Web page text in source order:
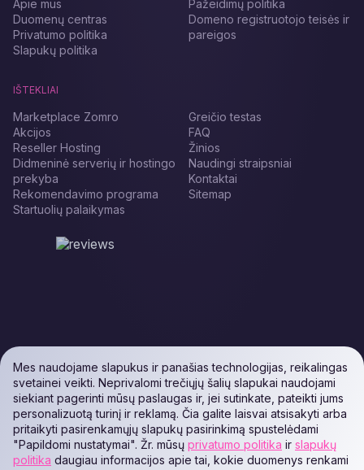
Apie mus
Duomenų centras
Privatumo politika
Slapukų politika
Pažeidimų politika
Domeno registruotojo teisės ir
pareigos
IŠTEKLIAI
Marketplace Zomro
Akcijos
Reseller Hosting
Didmeninė serverių ir hostingo
prekyba
Rekomendavimo programa
Startuolių palaikymas
Greičio testas
FAQ
Žinios
Naudingi straipsniai
Kontaktai
Sitemap
Mes naudojame slapukus ir panašias technologijas, reikalingas
svetainei veikti. Neprivalomi trečiųjų šalių slapukai naudojami
siekiant pagerinti mūsų paslaugas ir, jei sutinkate, pateikti jums
personalizuotą turinį ir reklamą. Čia galite laisvai atsisakyti arba
pritaikyti pasirenkamųjų slapukų pasirinkimą spustelėdami
"Papildomi nustatymai". Žr. mūsų privatumo politika ir slapukų
politika daugiau informacijos apie tai, kokie duomenys renkami